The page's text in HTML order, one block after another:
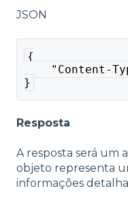
JSON
{
"Content-
}
Resposta
A resposta será um
objeto representa
informações